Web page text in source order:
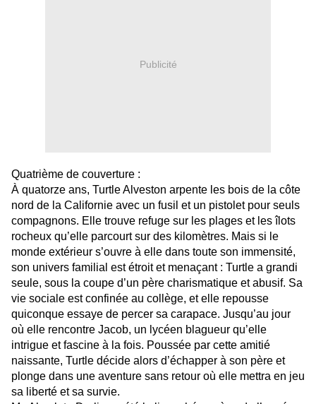
Publicité
Quatrième de couverture :
À quatorze ans, Turtle Alveston arpente les bois de la côte
nord de la Californie avec un fusil et un pistolet pour seuls
compagnons. Elle trouve refuge sur les plages et les îlots
rocheux qu’elle parcourt sur des kilomètres. Mais si le
monde extérieur s’ouvre à elle dans toute son immensité,
son univers familial est étroit et menaçant : Turtle a grandi
seule, sous la coupe d’un père charismatique et abusif. Sa
vie sociale est confinée au collège, et elle repousse
quiconque essaye de percer sa carapace. Jusqu’au jour
où elle rencontre Jacob, un lycéen blagueur qu’elle
intrigue et fascine à la fois. Poussée par cette amitié
naissante, Turtle décide alors d’échapper à son père et
plonge dans une aventure sans retour où elle mettra en jeu
sa liberté et sa survie.